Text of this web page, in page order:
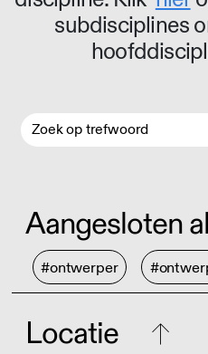
subdisciplines
Aangesloten
#ontwerper
Locatie